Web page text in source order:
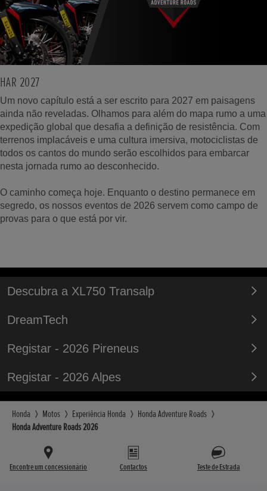
HAR 2027
Um novo capítulo está a ser escrito para 2027 em paisagens
ainda não reveladas. Olhamos para além do mapa rumo a uma
expedição global que desafia a definição de resistência. Com
terrenos implacáveis e uma cultura imersiva, motociclistas de
todos os cantos do mundo serão escolhidos para embarcar
nesta jornada rumo ao desconhecido.
O caminho começa hoje. Enquanto o destino permanece em
segredo, os nossos eventos de 2026 servem como campo de
provas para o que está por vir.
Descubra a XL750 Transalp
DreamTech
Registar - 2026 Pireneus
Registar - 2026 Alpes
Honda Motos Experiência Honda
Honda Adventure Roads
Honda Adventure Roads 2026
Encontre um concessionário Contactos Teste de Estrada